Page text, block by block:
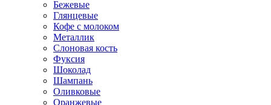
Бежевые
Глянцевые
Кофе с молоком
Металлик
Слоновая кость
Фуксия
Шоколад
Шампань
Оливковые
Оранжевые